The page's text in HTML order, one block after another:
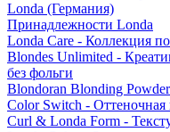
Londa (Германия)
Принадлежности Londa
Londa Care - Коллекция
Blondes Unlimited -
без фольги
Blondoran Blonding
Color Switch - Оттеночная
Curl & Londa Form -